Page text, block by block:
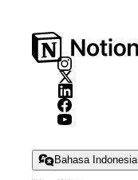
Bahasa Indonesia